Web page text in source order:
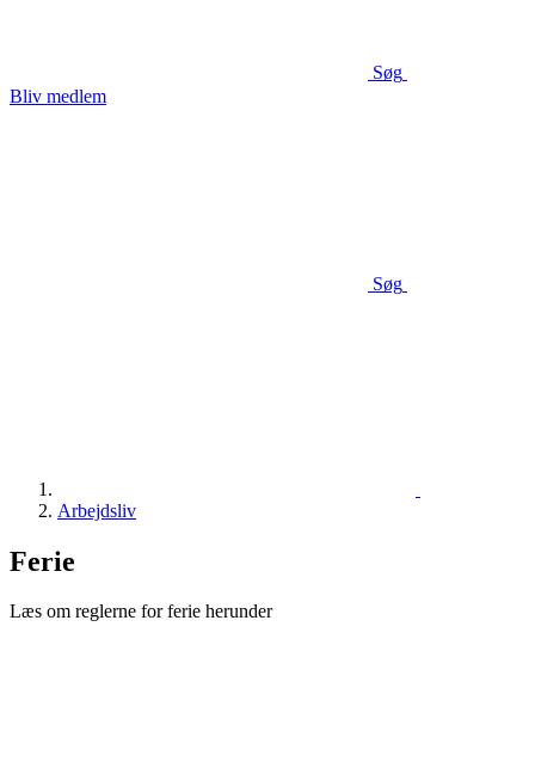
Søg
Bliv medlem
Søg
Arbejdsliv
Ferie
Læs om reglerne for ferie herunder